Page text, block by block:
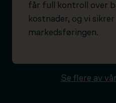
får full kontroll over
kostnader, og vi
markedsføringen.
Se flere av